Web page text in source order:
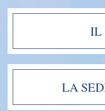
IL
LA